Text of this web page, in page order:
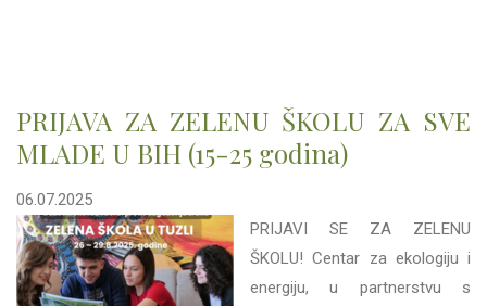
PRIJAVA ZA ZELENU ŠKOLU ZA SVE
MLADE U BIH (15-25 godina)
06.07.2025
PRIJAVI SE ZA ZELENU
ŠKOLU! Centar za ekologiju i
energiju, u partnerstvu s